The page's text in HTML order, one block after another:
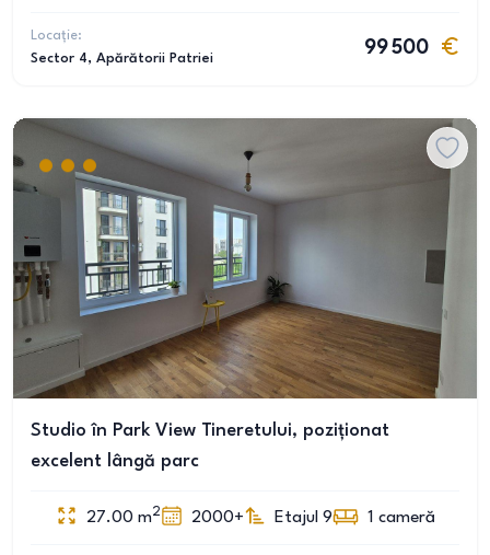
Locație:
Sector 4, Apărătorii Patriei
99 500
Studio în Park View Tineretului, poziționat
excelent lângă parc
27.00 m2 2000+ Etajul 9 1 cameră